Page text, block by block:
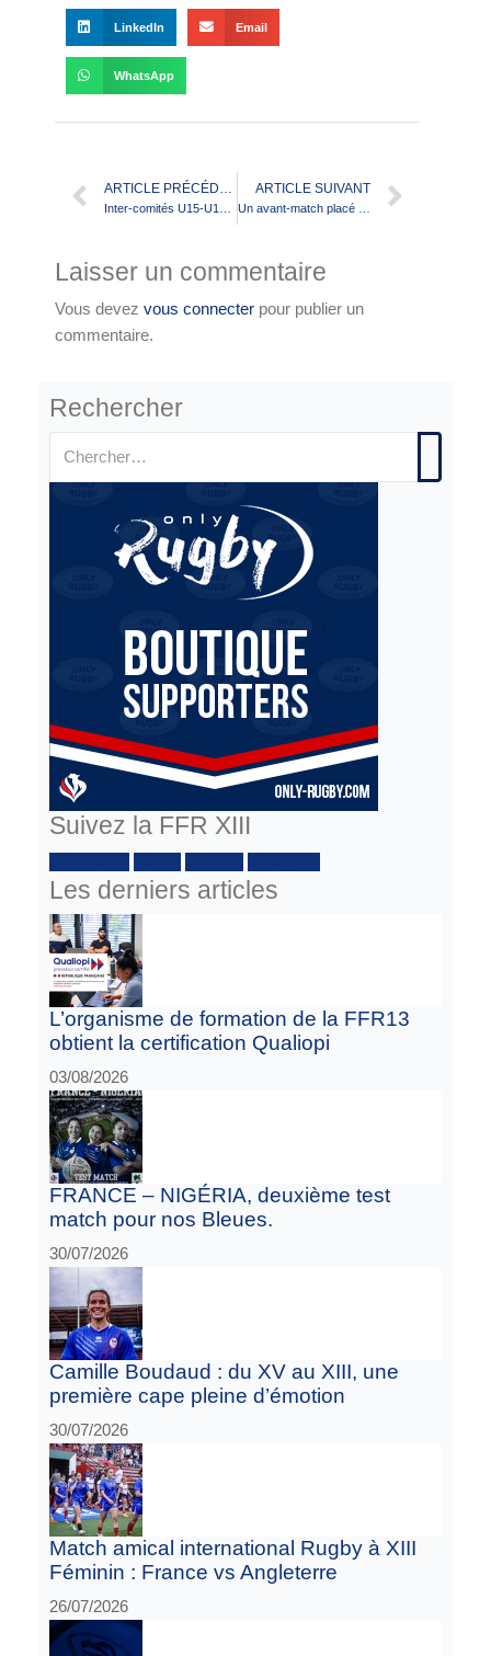
LinkedIn Email
WhatsApp
ARTICLE PRÉCÉDENT ARTICLE SUIVANT
Laisser un commentaire
Vous devez vous connecter pour publier un
commentaire.
Rechercher
Suivez la FFR XIII
Les derniers articles
L’organisme de formation de la FFR13
obtient la certification Qualiopi
03/08/2026
FRANCE – NIGÉRIA, deuxième test
match pour nos Bleues.
30/07/2026
Camille Boudaud : du XV au XIII, une
première cape pleine d’émotion
30/07/2026
Match amical international Rugby à XIII
Féminin : France vs Angleterre
26/07/2026